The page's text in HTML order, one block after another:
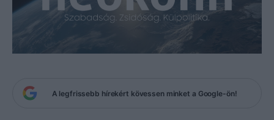
A legfrissebb hírekért kövessen minket a Google-ön!